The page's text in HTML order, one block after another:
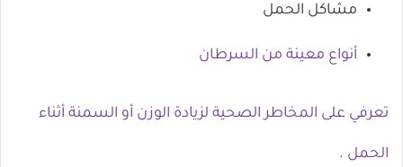
مشاكل الحمل
أنواع معينة من السرطان
تعرفي على المخاطر الصحية لزيادة الوزن أو السمنة أثناء
الحمل .